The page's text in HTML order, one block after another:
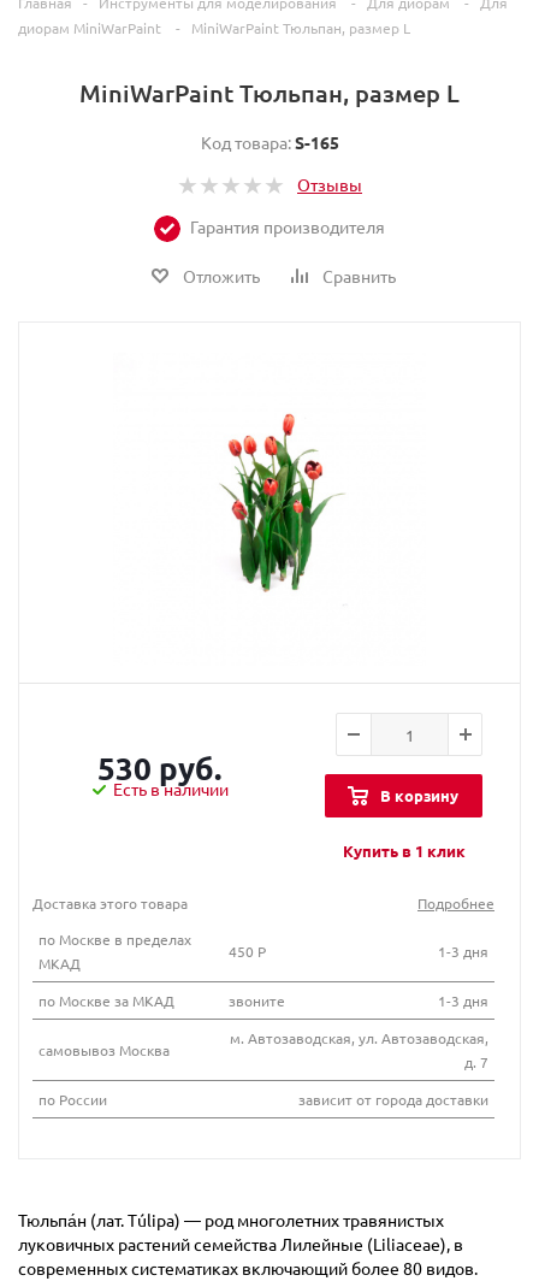
диорам MiniWarPaint
- MiniWarPaint Тюльпан, размер L
MiniWarPaint Тюльпан, размер L
Код товара:S-165
Отзывы
Гарантия производителя
Отложить Сравнить
530 руб.
Есть в наличии В корзину
Купить в 1 клик
Доставка этого товара
Подробнее
по Москве в пределах
МКАД
450 Р 1-3 дня
по Москве за МКАД звоните 1-3 дня
самовывоз Москва
м. Автозаводская, ул. Автозаводская,
д. 7
по России
зависит от города доставки
Тюльпа́н (лат. Túlipa) — род многолетних травянистых
луковичных растений семейства Лилейные (Liliaceae), в
современных систематиках включающий более 80 видов.